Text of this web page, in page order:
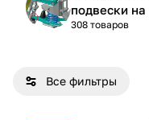
подвески
308 товаров
Все фильтры